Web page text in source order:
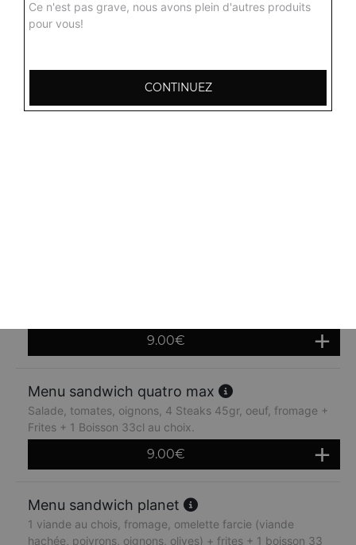
Salade, tomates, oignons, escalope de poulet mariné, 2
steaks 45gr, fromage + Frites + 1 Boisson 33cl au choix.
9.00€
9.00€
Menu sandwich quatro max
Salade, tomates, oignons, 4 Steaks 45gr, oeuf, fromage +
Frites + 1 Boisson 33cl au choix.
9.00€
Menu sandwich planet
1 viande au chois, fromage, omelette farcie (viande
hachée, poivrons, oignons, olives) + frites + 1 boisson 33
Ce n'est pas grave, nous avons plein d'autres produits
pour vous!
CONTINUEZ